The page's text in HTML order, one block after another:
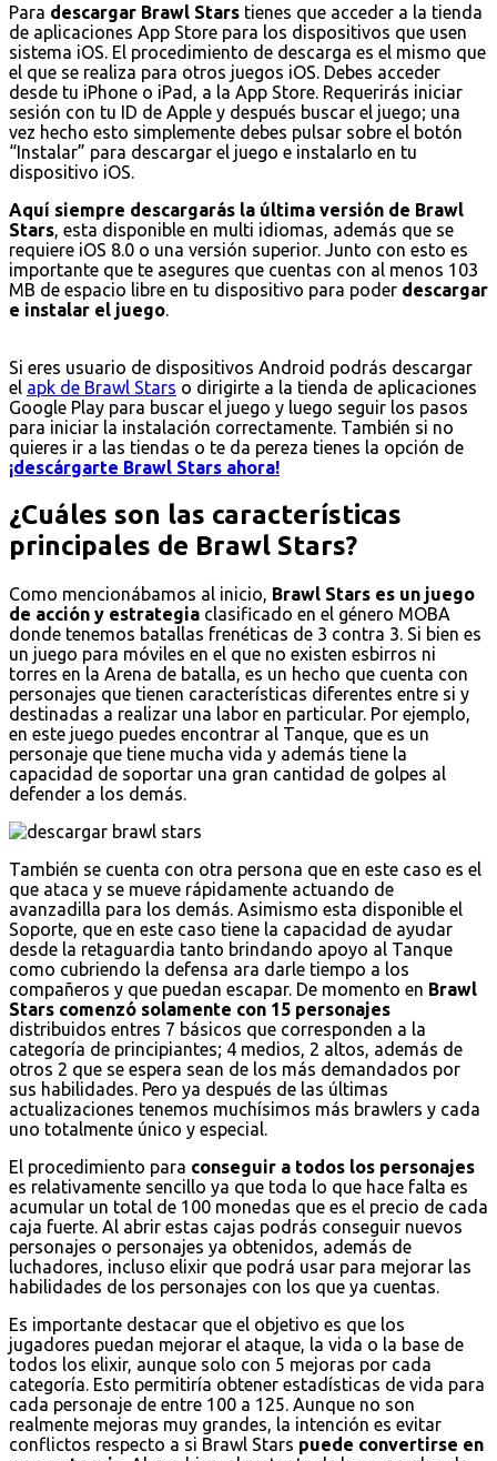
Para descargar Brawl Stars tienes que acceder a la tienda
de aplicaciones App Store para los dispositivos que usen
sistema iOS. El procedimiento de descarga es el mismo que
el que se realiza para otros juegos iOS. Debes acceder
desde tu iPhone o iPad, a la App Store. Requerirás iniciar
sesión con tu ID de Apple y después buscar el juego; una
vez hecho esto simplemente debes pulsar sobre el botón
“Instalar” para descargar el juego e instalarlo en tu
dispositivo iOS.
Aquí siempre descargarás la última versión de Brawl
Stars, esta disponible en multi idiomas, además que se
requiere iOS 8.0 o una versión superior. Junto con esto es
importante que te asegures que cuentas con al menos 103
MB de espacio libre en tu dispositivo para poder descargar
e instalar el juego.
Si eres usuario de dispositivos Android podrás descargar
el apk de Brawl Stars o dirigirte a la tienda de aplicaciones
Google Play para buscar el juego y luego seguir los pasos
para iniciar la instalación correctamente. También si no
quieres ir a las tiendas o te da pereza tienes la opción de
¡descárgarte Brawl Stars ahora!
¿Cuáles son las características
principales de Brawl Stars?
Como mencionábamos al inicio, Brawl Stars es un juego
de acción y estrategia clasificado en el género MOBA
donde tenemos batallas frenéticas de 3 contra 3. Si bien es
un juego para móviles en el que no existen esbirros ni
torres en la Arena de batalla, es un hecho que cuenta con
personajes que tienen características diferentes entre si y
destinadas a realizar una labor en particular. Por ejemplo,
en este juego puedes encontrar al Tanque, que es un
personaje que tiene mucha vida y además tiene la
capacidad de soportar una gran cantidad de golpes al
defender a los demás.
También se cuenta con otra persona que en este caso es el
que ataca y se mueve rápidamente actuando de
avanzadilla para los demás. Asimismo esta disponible el
Soporte, que en este caso tiene la capacidad de ayudar
desde la retaguardia tanto brindando apoyo al Tanque
como cubriendo la defensa ara darle tiempo a los
compañeros y que puedan escapar. De momento en Brawl
Stars comenzó solamente con 15 personajes
distribuidos entres 7 básicos que corresponden a la
categoría de principiantes; 4 medios, 2 altos, además de
otros 2 que se espera sean de los más demandados por
sus habilidades. Pero ya después de las últimas
actualizaciones tenemos muchísimos más brawlers y cada
uno totalmente único y especial.
El procedimiento para conseguir a todos los personajes
es relativamente sencillo ya que toda lo que hace falta es
acumular un total de 100 monedas que es el precio de cada
caja fuerte. Al abrir estas cajas podrás conseguir nuevos
personajes o personajes ya obtenidos, además de
luchadores, incluso elixir que podrá usar para mejorar las
habilidades de los personajes con los que ya cuentas.
Es importante destacar que el objetivo es que los
jugadores puedan mejorar el ataque, la vida o la base de
todos los elixir, aunque solo con 5 mejoras por cada
categoría. Esto permitiría obtener estadísticas de vida para
cada personaje de entre 100 a 125. Aunque no son
realmente mejoras muy grandes, la intención es evitar
conflictos respecto a si Brawl Stars puede convertirse en